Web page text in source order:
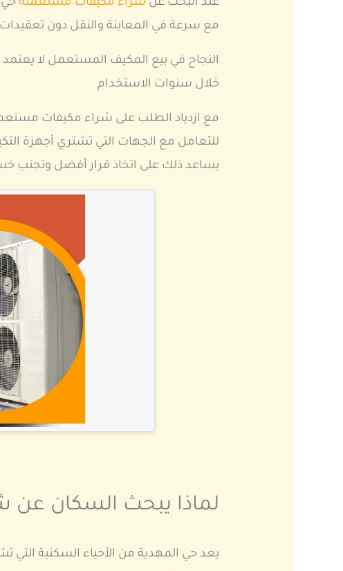
عند البحث عن شراء مكيفات مستعملهحي
مع سرعة في المعاينة والنقل دون تعقيدات
النجاح في بيع المكيف المستعمل لا
خلال سنوات الاستخدام
مع ازدياد الطلب على شراء مكيفات
للتعامل مع الجهات التي تشتري أجهزة
يساعد ذلك على اتخاذ قرار أفضل وتجنب
لماذا يبحث السكان
يعد حي المهدية من الأحياء السكنية التي